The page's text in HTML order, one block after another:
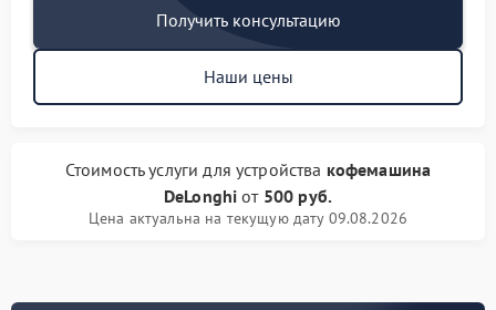
Получить консультацию
Наши цены
Стоимость услугидля устройства кофемашина
DeLonghi от 500 руб.
Цена актуальна на текущую дату 09.08.2026